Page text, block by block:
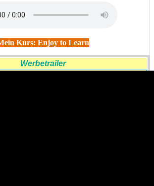
Kurs: Enjoy to Learn
Werbetrailer